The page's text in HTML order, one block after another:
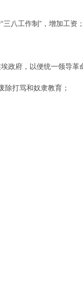
八工作制”，增加工资；
政府，以便统一领导革
打骂和奴隶教育；